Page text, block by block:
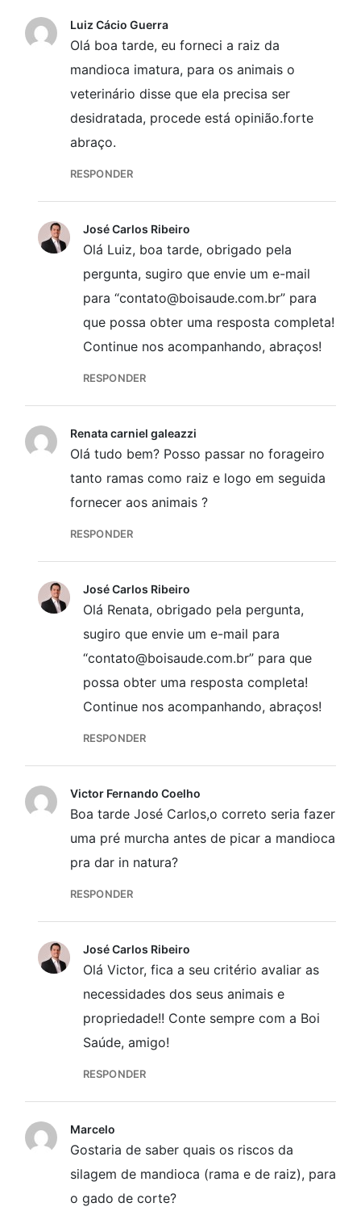
Luiz Cácio Guerra
Olá boa tarde, eu forneci a raiz da
mandioca imatura, para os animais o
veterinário disse que ela precisa ser
desidratada, procede está opinião.forte
abraço.
RESPONDER
José Carlos Ribeiro
Olá Luiz, boa tarde, obrigado pela
pergunta, sugiro que envie um e-mail
para “contato@boisaude.com.br” para
que possa obter uma resposta completa!
Continue nos acompanhando, abraços!
RESPONDER
Renata carniel galeazzi
Olá tudo bem? Posso passar no forageiro
tanto ramas como raiz e logo em seguida
fornecer aos animais ?
RESPONDER
José Carlos Ribeiro
Olá Renata, obrigado pela pergunta,
sugiro que envie um e-mail para
“contato@boisaude.com.br” para que
possa obter uma resposta completa!
Continue nos acompanhando, abraços!
RESPONDER
Victor Fernando Coelho
Boa tarde José Carlos,o correto seria fazer
uma pré murcha antes de picar a mandioca
pra dar in natura?
RESPONDER
José Carlos Ribeiro
Olá Victor, fica a seu critério avaliar as
necessidades dos seus animais e
propriedade!! Conte sempre com a Boi
Saúde, amigo!
RESPONDER
Marcelo
Gostaria de saber quais os riscos da
silagem de mandioca (rama e de raiz), para
o gado de corte?